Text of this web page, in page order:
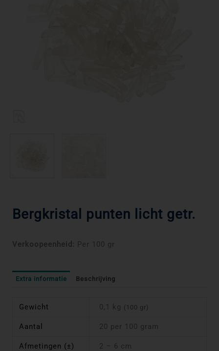
Bergkristal punten licht getr.
Verkoopeenheid: Per 100 gr
Extra informatie Beschrijving
Gewicht 0,1 kg (100 gr)
Aantal 20 per 100 gram
Afmetingen (±) 2 – 6 cm